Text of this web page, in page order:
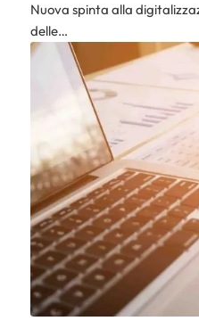
Nuova spinta alla
delle…